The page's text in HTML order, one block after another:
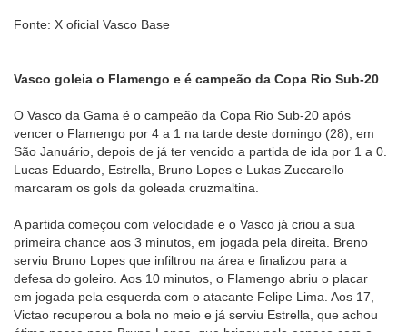
Fonte: X oficial Vasco Base
Vasco goleia o Flamengo e é campeão da Copa Rio Sub-20
O Vasco da Gama é o campeão da Copa Rio Sub-20 após
vencer o Flamengo por 4 a 1 na tarde deste domingo (28), em
São Januário, depois de já ter vencido a partida de ida por 1 a 0.
Lucas Eduardo, Estrella, Bruno Lopes e Lukas Zuccarello
marcaram os gols da goleada cruzmaltina.
A partida começou com velocidade e o Vasco já criou a sua
primeira chance aos 3 minutos, em jogada pela direita. Breno
serviu Bruno Lopes que infiltrou na área e finalizou para a
defesa do goleiro. Aos 10 minutos, o Flamengo abriu o placar
em jogada pela esquerda com o atacante Felipe Lima. Aos 17,
Victao recuperou a bola no meio e já serviu Estrella, que achou